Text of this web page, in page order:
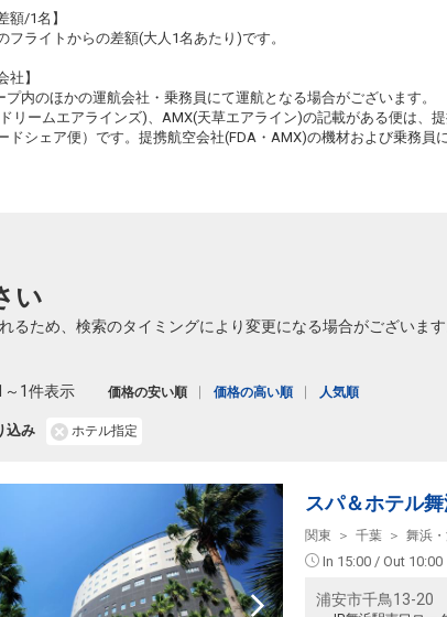
広島
東京(羽田)
+9,300円
スJを利用する 3 +31,900円
広島
東京(羽田)
+11,900円
ラスJを利用する
額/1名】
フライトからの差額(大人1名あたり)です。
社】
プ内のほかの運航会社・乗務員にて運航となる場合がございます。
ドリームエアラインズ)、AMX(天草エアライン)の記載がある便は、
ドシェア便）です。提携航空会社(FDA・AMX)の機材および乗務員
い
るため、検索のタイミングにより変更になる場合がございま
込み ホテル指定
～1件表示 価格の安い順 価格の高い順 人気順
スパ＆ホテル
関東 千葉 舞浜
In 15:00 / Out 10:00
浦安市千鳥13-20